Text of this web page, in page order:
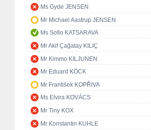
Ms Gyde JENSEN
Mr Michael Aastrup JENSEN
Ms Sofio KATSARAVA
Mr Akif Çağatay KILIÇ
Mr Kimmo KILJUNEN
Mr Eduard KÖCK
Mr František KOPŘIVA
Ms Elvira KOVÁCS
Mr Tiny KOX
Mr Konstantin KUHLE